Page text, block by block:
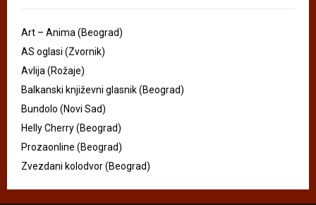
Art – Anima (Beograd)
AS oglasi (Zvornik)
Avlija (Rožaje)
Balkanski književni glasnik (Beograd)
Bundolo (Novi Sad)
Helly Cherry (Beograd)
Prozaonline (Beograd)
Zvezdani kolodvor (Beograd)